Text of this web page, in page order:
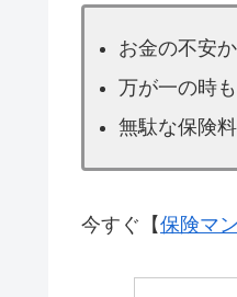
お金の不安
万が一の時
無駄な保険
今すぐ【保険マ